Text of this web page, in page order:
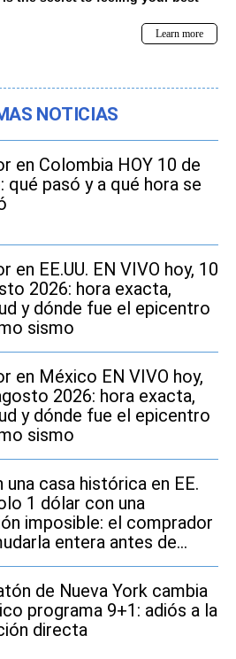
NOTICIAS
en Colombia HOY 10 de
qué pasó y a qué hora se
en EE.UU. EN VIVO hoy, 10
2026: hora exacta,
y dónde fue el epicentro
sismo
en México EN VIVO hoy,
2026: hora exacta,
y dónde fue el epicentro
sismo
una casa histórica en EE.
1 dólar con una
imposible: el comprador
entera antes de
de Nueva York cambia
programa 9+1: adiós a la
directa